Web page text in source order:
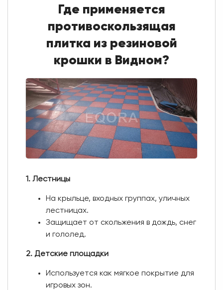
Где применяется
противоскользящая
плитка из резиновой
крошки в Видном?
1. Лестницы
На крыльце, входных группах, уличных
лестницах.
Защищает от скольжения в дождь, снег
и гололед.
2. Детские площадки
Используется как мягкое покрытие для
игровых зон.